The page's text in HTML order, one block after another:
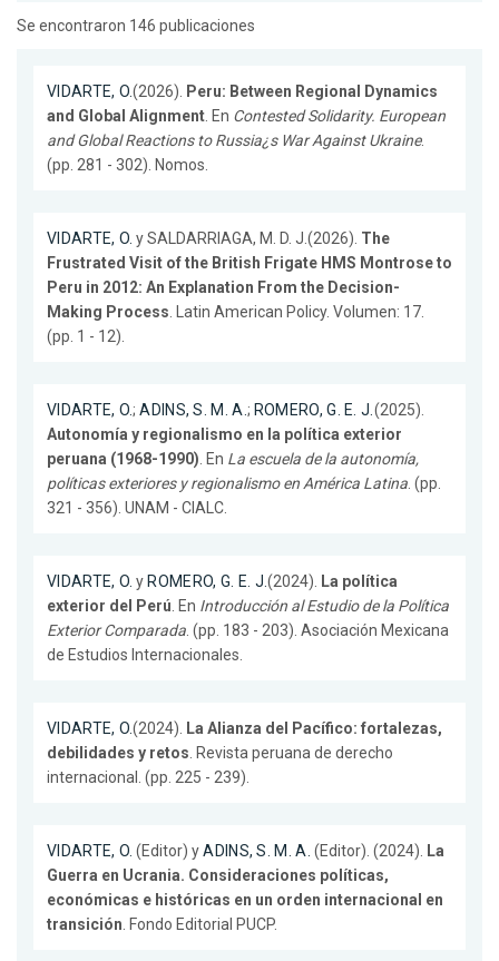
Se encontraron 146 publicaciones
VIDARTE, O.(2026). Peru: Between Regional Dynamics
and Global Alignment. En Contested Solidarity. European
and Global Reactions to Russia¿s War Against Ukraine.
(pp. 281 - 302). Nomos.
VIDARTE, O. y SALDARRIAGA, M. D. J.(2026). The
Frustrated Visit of the British Frigate HMS Montrose to
Peru in 2012: An Explanation From the Decision-
Making Process. Latin American Policy. Volumen: 17.
(pp. 1 - 12).
VIDARTE, O.;ADINS, S. M. A.; ROMERO, G. E. J.(2025).
Autonomía y regionalismo en la política exterior
peruana (1968-1990). En La escuela de la autonomía,
políticas exteriores y regionalismo en América Latina. (pp.
321 - 356). UNAM - CIALC.
VIDARTE, O. y ROMERO, G. E. J.(2024). La política
exterior del Perú. En Introducción al Estudio de la Política
Exterior Comparada. (pp. 183 - 203). Asociación Mexicana
de Estudios Internacionales.
VIDARTE, O.(2024). La Alianza del Pacífico: fortalezas,
debilidades y retos. Revista peruana de derecho
internacional. (pp. 225 - 239).
VIDARTE, O. (Editor) yADINS, S. M. A. (Editor). (2024). La
Guerra en Ucrania. Consideraciones políticas,
económicas e históricas en un orden internacional en
transición. Fondo Editorial PUCP.